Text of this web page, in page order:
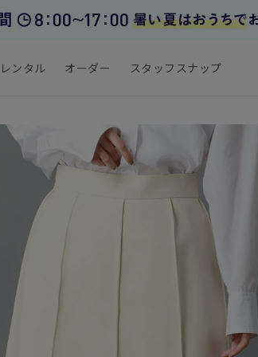
レンタル オーダー スタッフスナップ